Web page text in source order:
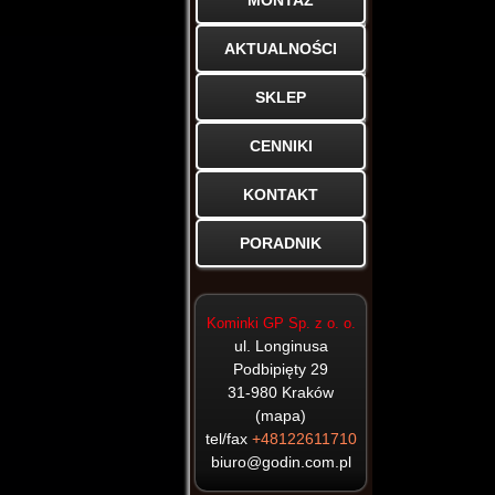
KOMINKI
ELEKTRYCZNE
KOMINKI
GAZOWE
KOMINKI
ARYSTO
BIOKOMINKI
ARCADIA
BEF
DOVRE
EDILKAMIN
JD METAL
CERAMICZNE
KAFLOWE
AKTUALNOŚCI
SKLEP
CENNIKI
KONTAKT
PORADNIK
Kominki GP Sp. z o. o.
ul. Longinusa
Podbipięty 29
31-980 Kraków
(mapa)
tel/fax +48122611710
biuro@godin.com.pl